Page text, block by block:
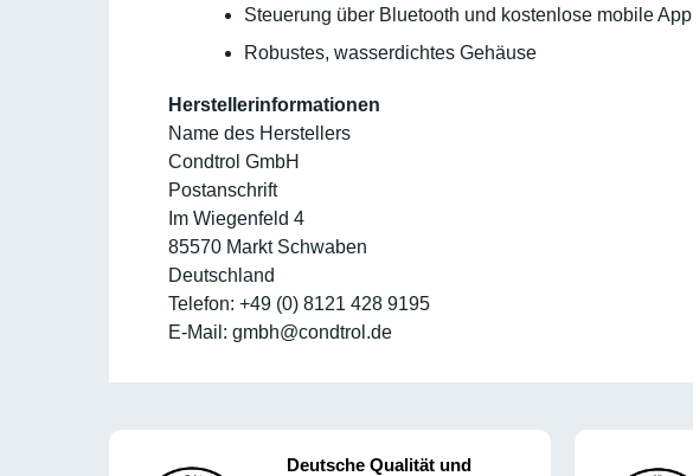
Steuerung über Bluetooth und kostenlose mobile App
Robustes, wasserdichtes Gehäuse
Herstellerinformationen
Name des Herstellers
Condtrol GmbH
Postanschrift
Im Wiegenfeld 4
85570 Markt Schwaben
Deutschland
Telefon: +49 (0) 8121 428 9195
E-Mail: gmbh@condtrol.de
Deutsche Qualität und